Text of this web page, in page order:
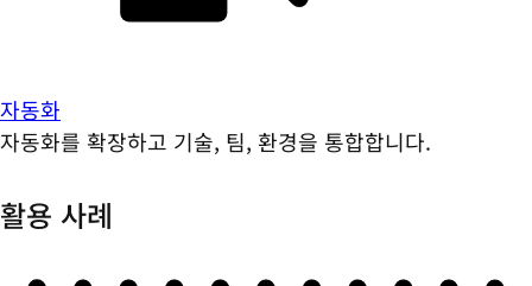
자동화
자동화를 확장하고 기술, 팀, 환경을 통합합니다.
활용 사례